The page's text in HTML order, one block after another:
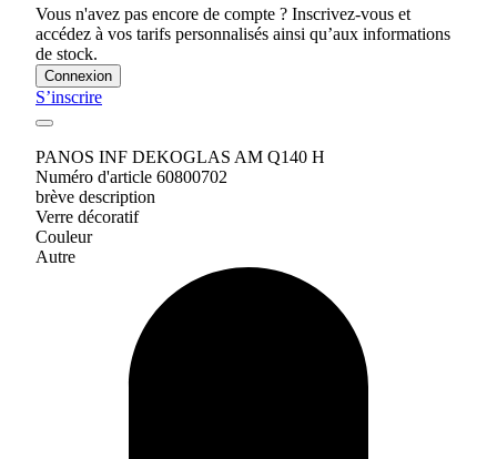
Vous n'avez pas encore de compte ? Inscrivez-vous et
accédez à vos tarifs personnalisés ainsi qu’aux informations
de stock.
Connexion
S’inscrire
PANOS INF DEKOGLAS AM Q140 H
Numéro d'article 60800702
brève description
Verre décoratif
Couleur
Autre